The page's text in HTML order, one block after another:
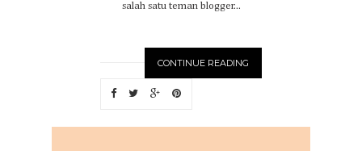
salah satu teman blogger...
CONTINUE READING